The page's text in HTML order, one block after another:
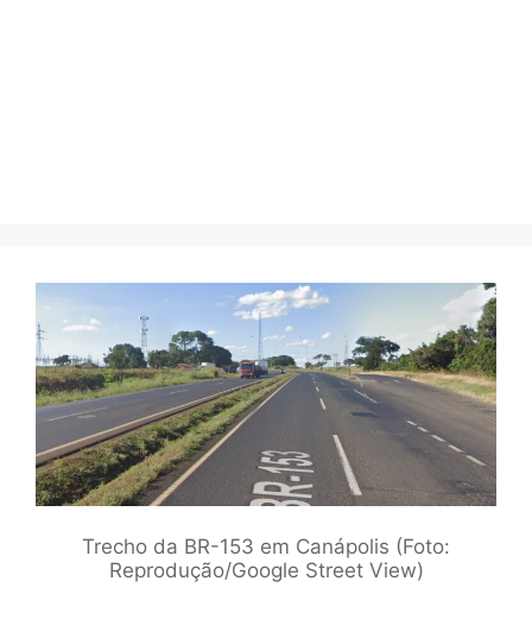
Trecho da BR-153 em Canápolis (Foto:
Reprodução/Google Street View)